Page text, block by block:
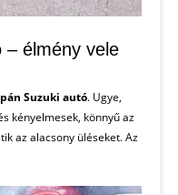
– élmény vele
Suzuki autó. Ugye,
kényelmesek, könnyű az
az alacsony üléseket. Az